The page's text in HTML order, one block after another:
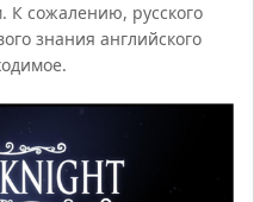
К сожалению, русского
знания английского